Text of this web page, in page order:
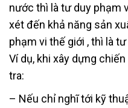
nước thì là tư duy phạm
xét đến khả năng sản
phạm vi thế giới , thì là
Ví dụ, khi xây dựng
tra:
– Nếu chỉ nghĩ tới kỹ